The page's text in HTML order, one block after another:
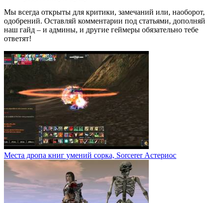
Мы всегда открыты для критики, замечаний или, наоборот,
одобрений. Оставляй комментарии под статьями, дополняй
наш гайд – и админы, и другие геймеры обязательно тебе
ответят!
Места дропа книг умений сорка, Sorcerer Астериос